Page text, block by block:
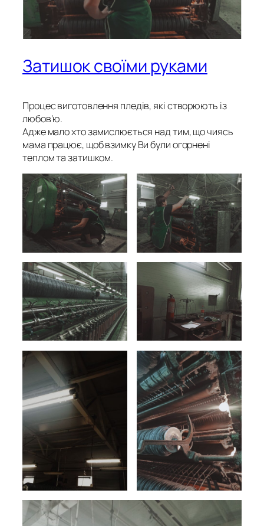
Затишок своїми руками
Процес виготовлення пледів, які створюють із
любов’ю.
Адже мало хто замислюється над тим, що чиясь
мама працює, щоб взимку Ви були огорнені
теплом та затишком.